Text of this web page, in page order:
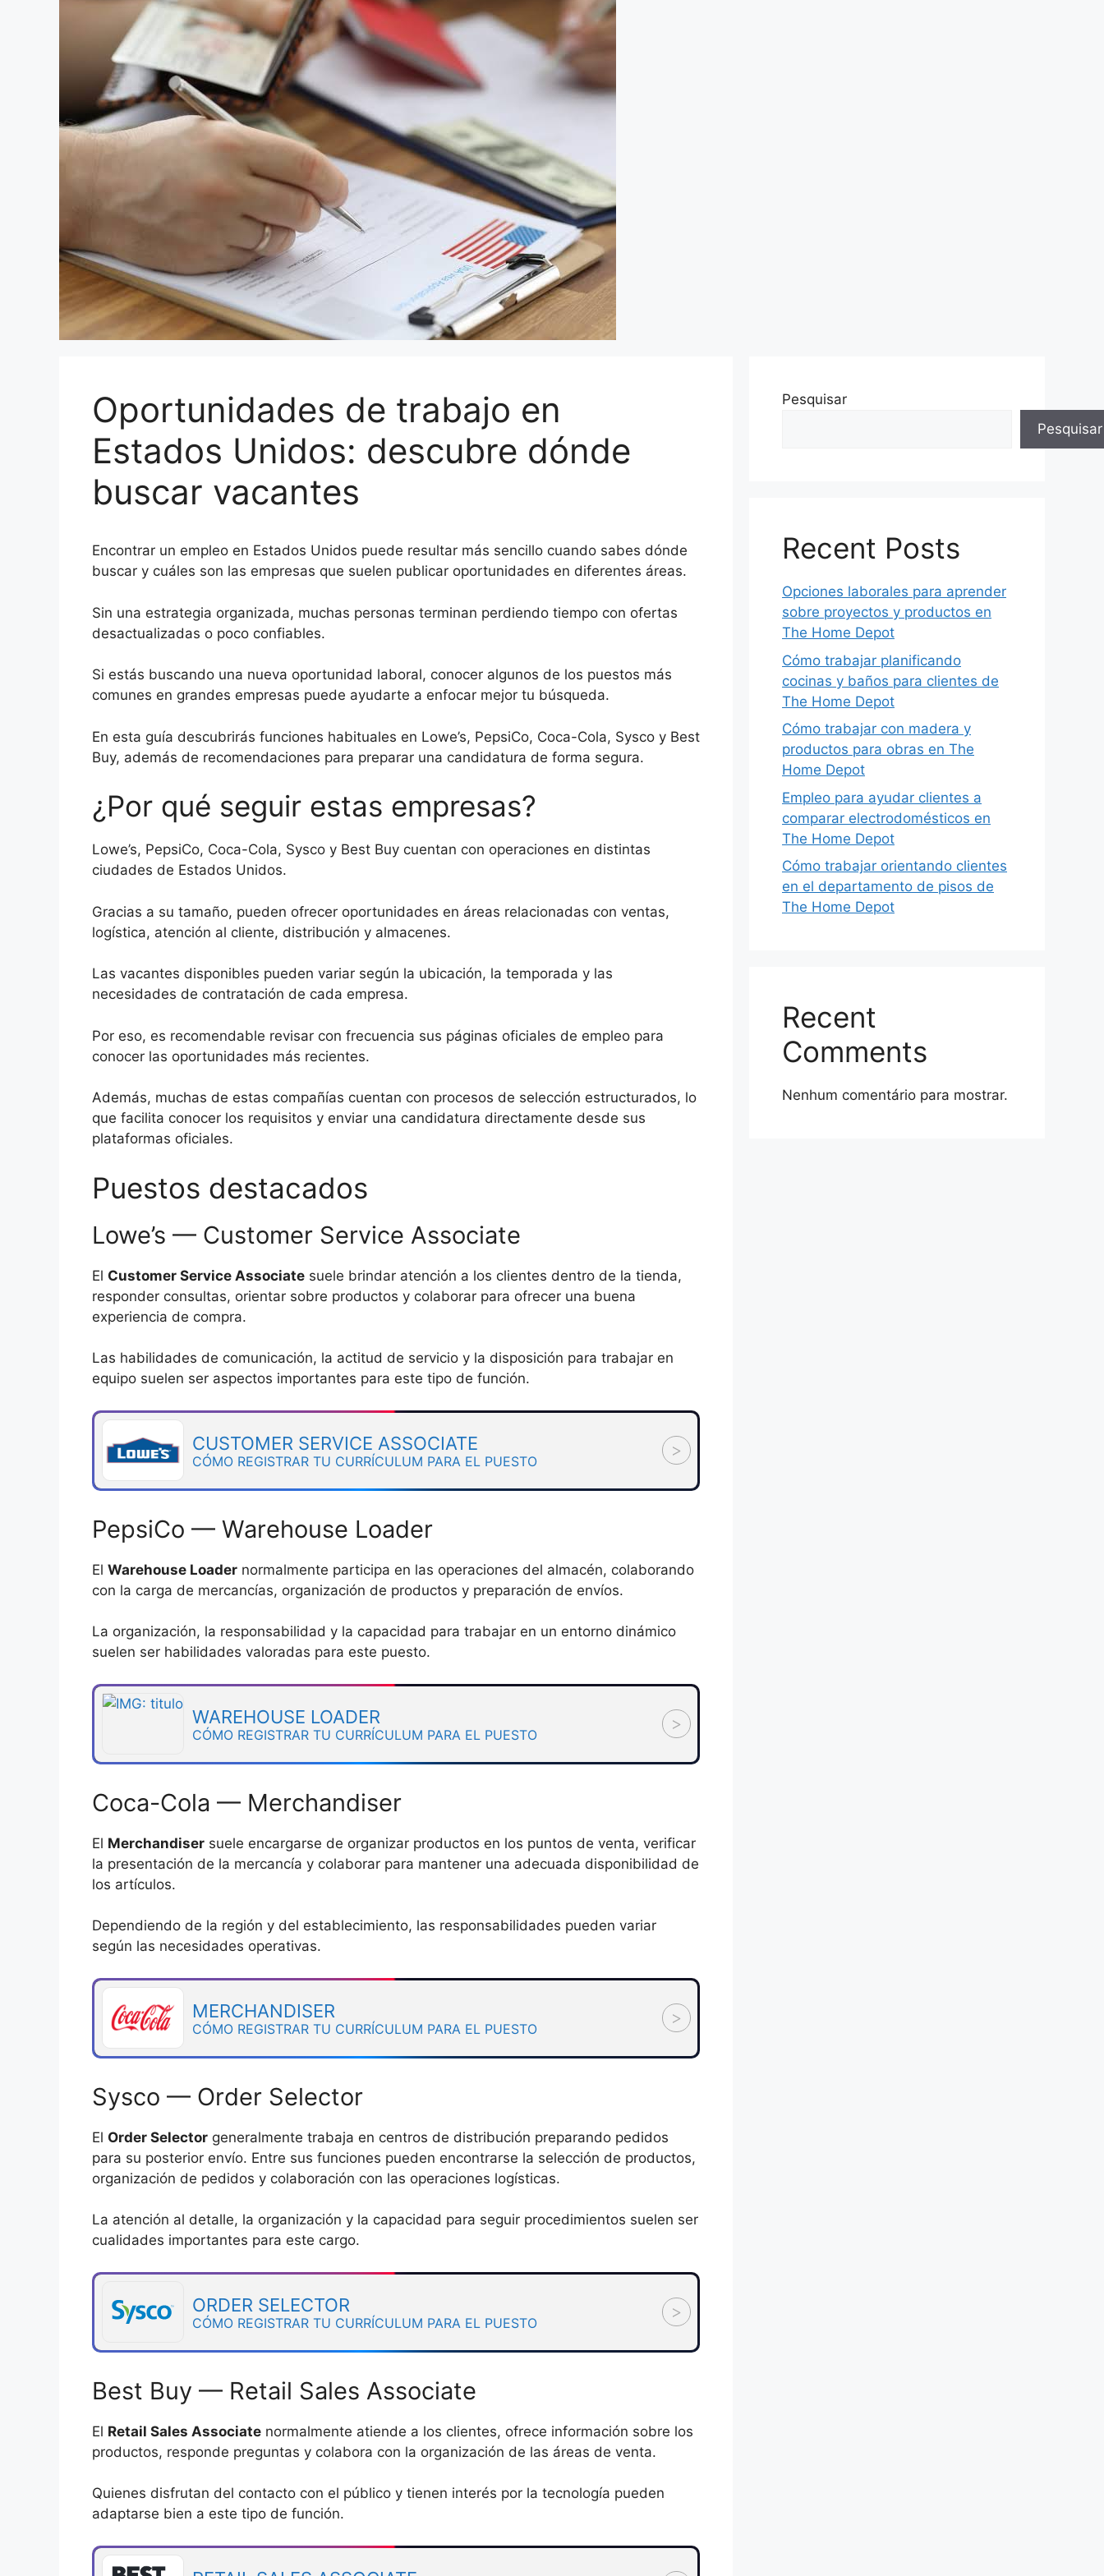
Oportunidades de trabajo en
Estados Unidos: descubre dónde
buscar vacantes
Encontrar un empleo en Estados Unidos puede resultar más sencillo cuando sabes dónde
buscar y cuáles son las empresas que suelen publicar oportunidades en diferentes áreas.
Sin una estrategia organizada, muchas personas terminan perdiendo tiempo con ofertas
desactualizadas o poco confiables.
Si estás buscando una nueva oportunidad laboral, conocer algunos de los puestos más
comunes en grandes empresas puede ayudarte a enfocar mejor tu búsqueda.
En esta guía descubrirás funciones habituales en Lowe’s, PepsiCo, Coca-Cola, Sysco y Best
Buy, además de recomendaciones para preparar una candidatura de forma segura.
¿Por qué seguir estas empresas?
Lowe’s, PepsiCo, Coca-Cola, Sysco y Best Buy cuentan con operaciones en distintas
ciudades de Estados Unidos.
Gracias a su tamaño, pueden ofrecer oportunidades en áreas relacionadas con ventas,
logística, atención al cliente, distribución y almacenes.
Las vacantes disponibles pueden variar según la ubicación, la temporada y las
necesidades de contratación de cada empresa.
Por eso, es recomendable revisar con frecuencia sus páginas oficiales de empleo para
conocer las oportunidades más recientes.
Además, muchas de estas compañías cuentan con procesos de selección estructurados, lo
que facilita conocer los requisitos y enviar una candidatura directamente desde sus
plataformas oficiales.
Puestos destacados
Lowe’s — Customer Service Associate
El Customer Service Associate suele brindar atención a los clientes dentro de la tienda,
responder consultas, orientar sobre productos y colaborar para ofrecer una buena
experiencia de compra.
Las habilidades de comunicación, la actitud de servicio y la disposición para trabajar en
equipo suelen ser aspectos importantes para este tipo de función.
CUSTOMER SERVICE ASSOCIATE
CÓMO REGISTRAR TU CURRÍCULUM PARA EL PUESTO
>
PepsiCo — Warehouse Loader
El Warehouse Loader normalmente participa en las operaciones del almacén, colaborando
con la carga de mercancías, organización de productos y preparación de envíos.
La organización, la responsabilidad y la capacidad para trabajar en un entorno dinámico
suelen ser habilidades valoradas para este puesto.
WAREHOUSE LOADER
CÓMO REGISTRAR TU CURRÍCULUM PARA EL PUESTO
>
Coca-Cola — Merchandiser
El Merchandiser suele encargarse de organizar productos en los puntos de venta, verificar
la presentación de la mercancía y colaborar para mantener una adecuada disponibilidad de
los artículos.
Dependiendo de la región y del establecimiento, las responsabilidades pueden variar
según las necesidades operativas.
MERCHANDISER
CÓMO REGISTRAR TU CURRÍCULUM PARA EL PUESTO
>
Sysco — Order Selector
El Order Selector generalmente trabaja en centros de distribución preparando pedidos
para su posterior envío. Entre sus funciones pueden encontrarse la selección de productos,
organización de pedidos y colaboración con las operaciones logísticas.
La atención al detalle, la organización y la capacidad para seguir procedimientos suelen ser
cualidades importantes para este cargo.
ORDER SELECTOR
CÓMO REGISTRAR TU CURRÍCULUM PARA EL PUESTO
>
Best Buy — Retail Sales Associate
El Retail Sales Associate normalmente atiende a los clientes, ofrece información sobre los
productos, responde preguntas y colabora con la organización de las áreas de venta.
Quienes disfrutan del contacto con el público y tienen interés por la tecnología pueden
adaptarse bien a este tipo de función.
Pesquisar
Pesquisar
Recent Posts
Opciones laborales para aprender
sobre proyectos y productos en
The Home Depot
Cómo trabajar planificando
cocinas y baños para clientes de
The Home Depot
Cómo trabajar con madera y
productos para obras en The
Home Depot
Empleo para ayudar clientes a
comparar electrodomésticos en
The Home Depot
Cómo trabajar orientando clientes
en el departamento de pisos de
The Home Depot
Recent
Comments
Nenhum comentário para mostrar.